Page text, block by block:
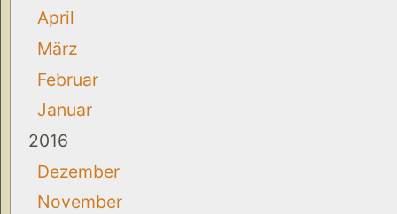
April
März
Februar
Januar
2016
Dezember
November